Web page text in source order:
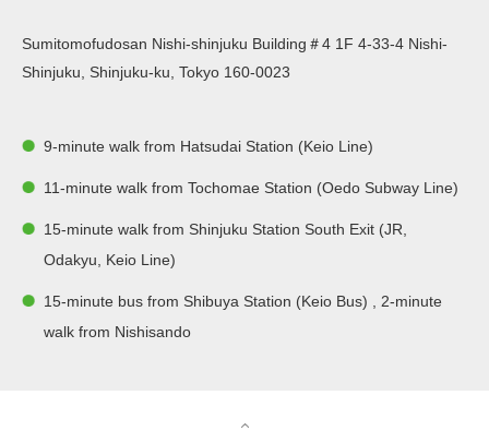
Sumitomofudosan Nishi-shinjuku Building＃4 1F 4-33-4 Nishi-
Shinjuku, Shinjuku-ku, Tokyo 160-0023
9-minute walk from Hatsudai Station (Keio Line)
11-minute walk from Tochomae Station (Oedo Subway Line)
15-minute walk from Shinjuku Station South Exit (JR,
Odakyu, Keio Line)
15-minute bus from Shibuya Station (Keio Bus) , 2-minute
walk from Nishisando